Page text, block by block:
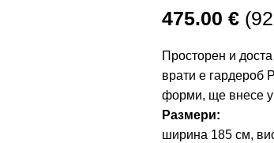
475.00 €
Просторен и
врати е гардероб
форми, ще внесе
Размери:
ширина 185 см,